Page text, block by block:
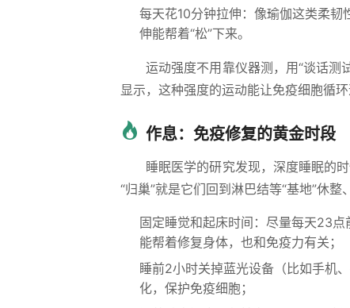
每天花10分钟拉伸：像瑜伽这类柔
伸能帮着“松”下来。
运动强度不用靠仪器测，用“谈话
显示，这种强度的运动能让免疫细胞循环
作息：免疫修复的黄金时段
睡眠医学的研究发现，深度睡眠的
“归巢”就是它们回到淋巴结等“基地”休
固定睡觉和起床时间：尽量每天23
能帮着修复身体，也和免疫力有关；
睡前2小时关掉蓝光设备（比如手机
化，保护免疫细胞；